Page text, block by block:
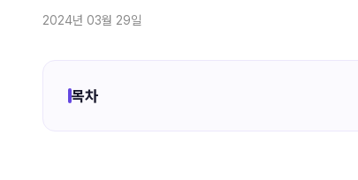
2024년 03월 29일
목차